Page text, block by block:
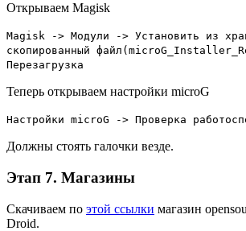
Открываем Magisk
Magisk -> Модули -> Установить из
скопированный
Перезагрузка
Теперь открываем настройки microG
Настройки microG -> Проверка
Должны стоять галочки везде.
Этап 7. Магазины
Скачиваем по этой ссылки магазин
Droid.